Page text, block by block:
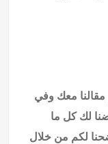
مقالنا معك وفي
لك كل ما
لكم من خلال